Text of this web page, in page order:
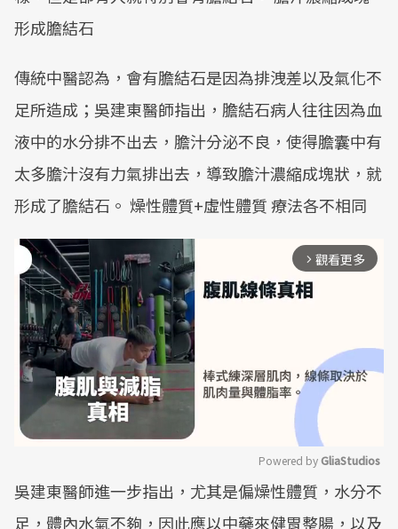
形成膽結石
傳統中醫認為，會有膽結石是因為排洩差以及氣化不
足所造成；吳建東醫師指出，膽結石病人往往因為血
液中的水分排不出去，膽汁分泌不良，使得膽囊中有
太多膽汁沒有力氣排出去，導致膽汁濃縮成塊狀，就
形成了膽結石。 燥性體質+虛性體質 療法各不相同
arrow_forward_ios 觀看更多
Mute
Powered by GliaStudios
吳建東醫師進一步指出，尤其是偏燥性體質，水分不
足，體內水氣不夠，因此應以中藥來健胃整腸，以及